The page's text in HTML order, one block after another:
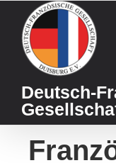
content
Deutsch-